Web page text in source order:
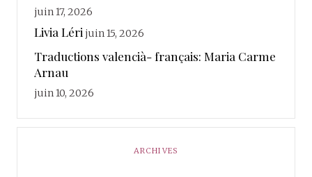
juin 17, 2026
Livia Léri juin 15, 2026
Traductions valencià- français: Maria Carme
Arnau
juin 10, 2026
ARCHIVES